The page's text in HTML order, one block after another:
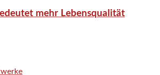
mehr Lebensqualität